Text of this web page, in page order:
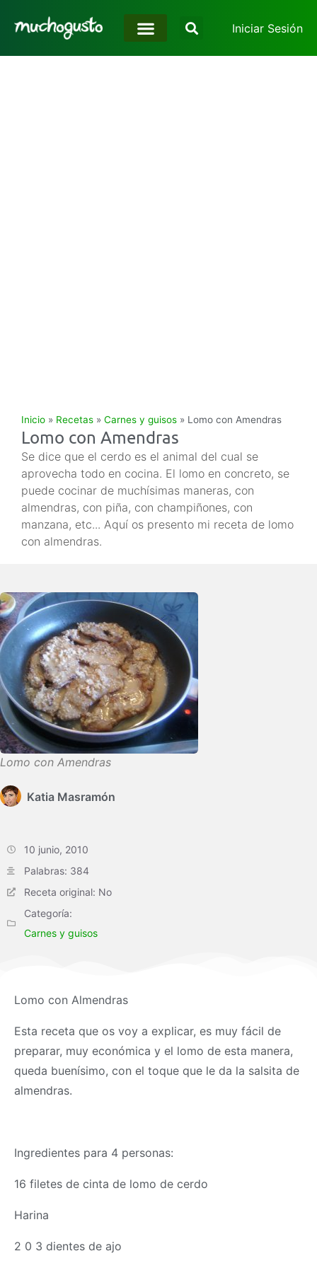
Iniciar Sesión
Inicio » Recetas » Carnes y guisos » Lomo con Amendras
Lomo con Amendras
Se dice que el cerdo es el animal del cual se
aprovecha todo en cocina. El lomo en concreto, se
puede cocinar de muchísimas maneras, con
almendras, con piña, con champiñones, con
manzana, etc... Aquí os presento mi receta de lomo
con almendras.
Lomo con Amendras
Katia Masramón
10 junio, 2010
Palabras: 384
Receta original: No
Categoría:
Carnes y guisos
Lomo con Almendras
Esta receta que os voy a explicar, es muy fácil de
preparar, muy económica y el lomo de esta manera,
queda buenísimo, con el toque que le da la salsita de
almendras.
Ingredientes para 4 personas:
16 filetes de cinta de lomo de cerdo
Harina
2 0 3 dientes de ajo